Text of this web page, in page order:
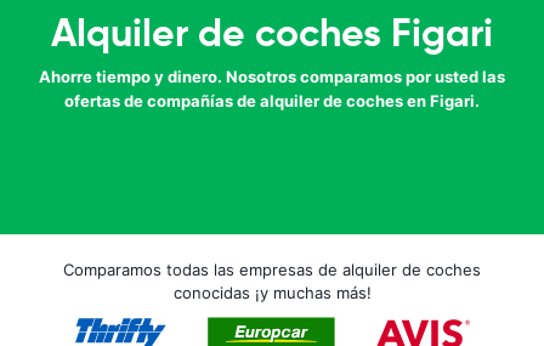
Alquiler de coches Figari
Ahorre tiempo y dinero. Nosotros comparamos por usted las
ofertas de compañías de alquiler de coches en Figari.
Comparamos todas las empresas de alquiler de coches
conocidas ¡y muchas más!